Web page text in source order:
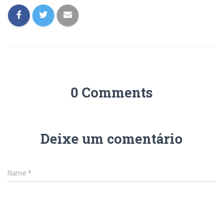
0 Comments
Deixe um comentário
Name *